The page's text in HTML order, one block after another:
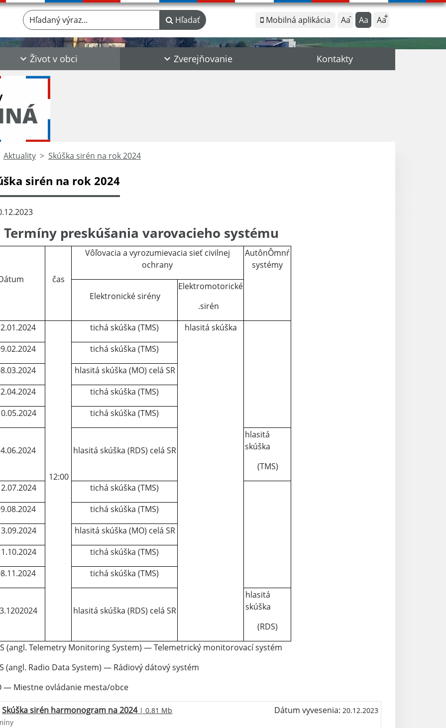
Mobilná aplikácia Aa Aa Aa
Hľadaný výraz... Hľadať
Život v obci Zverejňovanie Kontakty
Aktuality Skúška sirén na rok 2024
sirén na rok 2024
Termíny preskúšania varovacieho systému
čas
Vôľovacia a vyrozumievacia sieť civilnej
ochrany
AutônÔmnŕ
systémy
Elektronické sirény
Elektromotorické
.sirén
12:00
tichá skúška (TMS)
hlasitá skúška
tichá skúška (TMS)
hlasitá skúška (MO) celá SR
tichá skúška (TMS)
tichá skúška (TMS)
hlasitá skúška (RDS) celá SR
hlasitá
skúška
(TMS)
tichá skúška (TMS)
tichá skúška (TMS)
hlasitá skúška (MO) celá SR
tichá skúška (TMS)
tichá skúška (TMS)
hlasitá skúška (RDS) celá SR
hlasitá
skúška
(RDS)
(angl. Telemetry Monitoring System) — Telemetrický monitorovací systém
(angl. Radio Data System) — Rádiový dátový systém
— Miestne ovládanie mesta/obce
Skúška sirén harmonogram na 2024| 0.81 Mb Dátum vyvesenia: 20.12.2023